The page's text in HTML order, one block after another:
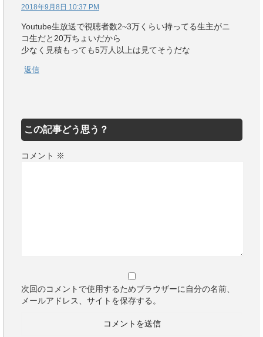
2018年9月8日 10:37 PM
Youtube生放送で視聴者数2~3万くらい持ってる生主がニ
コ生だと20万ちょいだから
少なく見積もっても5万人以上は見てそうだな
返信
この記事どう思う？
コメント ※
次回のコメントで使用するためブラウザーに自分の名前、
メールアドレス、サイトを保存する。